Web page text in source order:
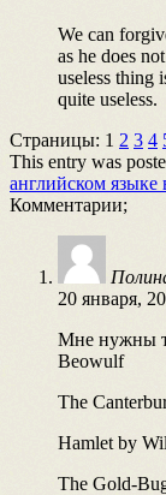
We can
as he does
useless thing
quite useless.
Страницы: 1 2 3 4
This entry was
английском языке
Комментарии;
20 января,
Мне нужны
Beowulf
The
Hamlet by
The Gold-